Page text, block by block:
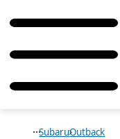
SubaruOutback